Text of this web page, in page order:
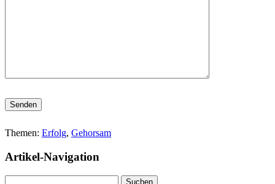
Bitte lasse dieses Feld leer.
Themen: Erfolg, Gehorsam
Artikel-Navigation